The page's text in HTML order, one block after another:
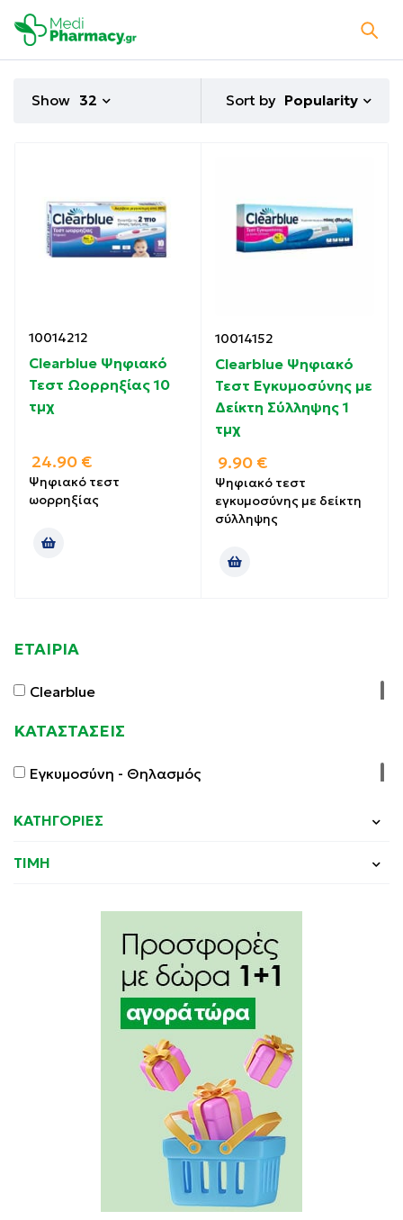
ΕΤΑΙΡΙΑ
Clearblue
ΚΑΤΑΣΤΑΣΕΙΣ
Εγκυμοσύνη - Θηλασμός
ΚΑΤΗΓΟΡΙΕΣ
ΤΙΜΗ
Sort by Popularity
Show 32
10014212
Clearblue Ψηφιακό
Τεστ Ωορρηξίας 10
τμχ
24.90 €
Ψηφιακό τεστ
ωορρηξίας
10014152
Clearblue Ψηφιακό
Τεστ Εγκυμοσύνης με
Δείκτη Σύλληψης 1
τμχ
9.90 €
Ψηφιακό τεστ
εγκυμοσύνης με δείκτη
σύλληψης